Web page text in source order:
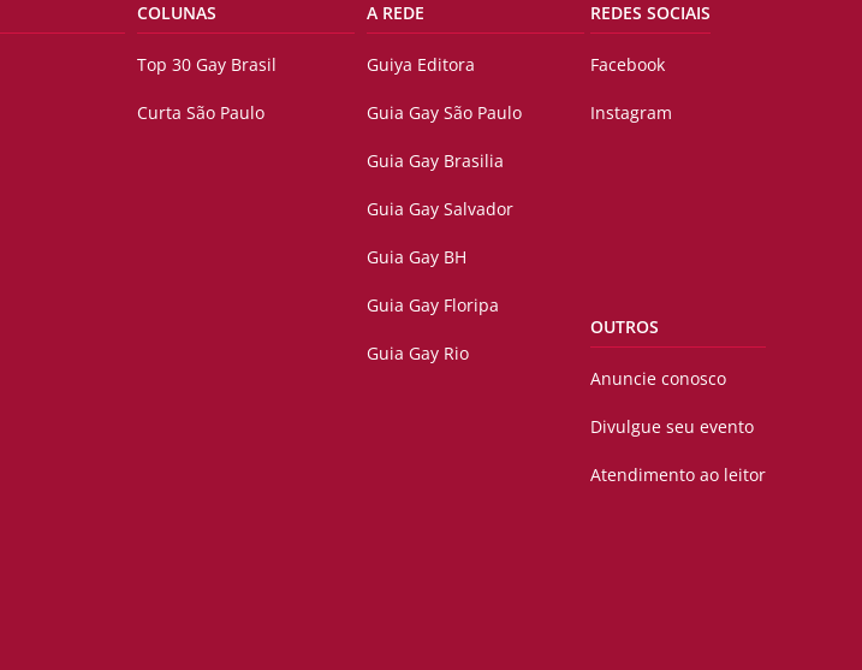
COLUNAS
Top 30 Gay Brasil
Curta São Paulo
A REDE
Guiya Editora
Guia Gay São Paulo
Guia Gay Brasilia
Guia Gay Salvador
Guia Gay BH
Guia Gay Floripa
Guia Gay Rio
REDES SOCIAIS
Facebook
Instagram
OUTROS
Anuncie conosco
Divulgue seu evento
Atendimento ao leitor